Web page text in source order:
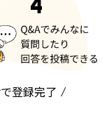
で登録完了